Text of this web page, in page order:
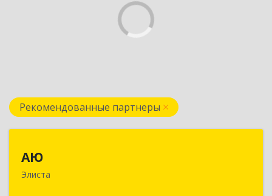
Рекомендованные партнеры
АЮ
Элиста
358009, Калмыкия Респ, Элиста г, А.С.Пушкина